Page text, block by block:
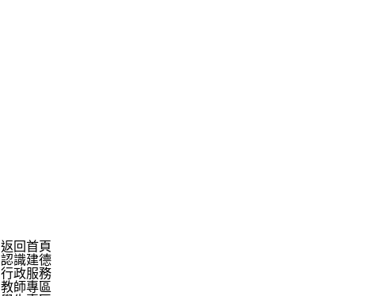
返回首頁
認識建德
行政服務
教師專區